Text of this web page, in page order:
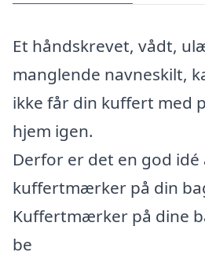
Et håndskrevet, vådt,
manglende navneskilt,
ikke får din kuffert med
hjem igen.
Derfor er det en god idé
kuffertmærker på din
Kuffertmærker på dine
be